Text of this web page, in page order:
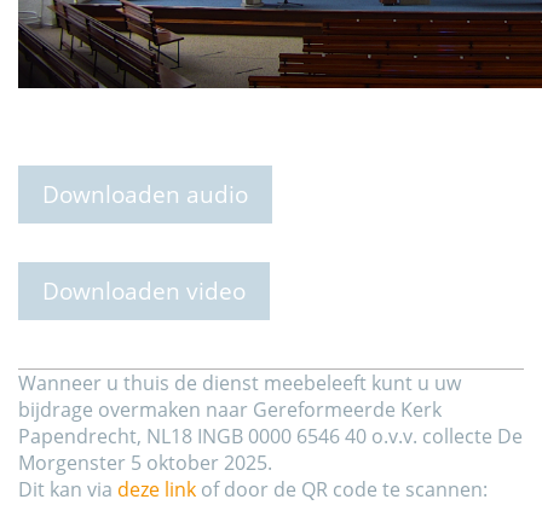
Downloaden audio
Downloaden video
Wanneer u thuis de dienst meebeleeft kunt u uw
bijdrage overmaken naar Gereformeerde Kerk
Papendrecht, NL18 INGB 0000 6546 40 o.v.v. collecte De
Morgenster 5 oktober 2025.
Dit kan via deze link of door de QR code te scannen: